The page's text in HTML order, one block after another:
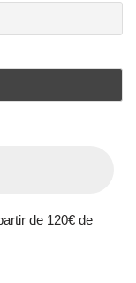
de 120€ de